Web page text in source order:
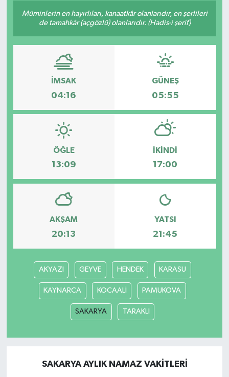
Müminlerin en hayırlıları, kanaatkâr olanlarıdır, en şerlileri
de tamahkâr (açgözlü) olanlarıdır. (Hadis-i şerif)
İMSAK
04:16
GÜNEŞ
05:55
ÖĞLE
13:09
İKINDI
17:00
AKŞAM
20:13
YATSI
21:45
AKYAZI GEYVE HENDEK KARASU
KAYNARCA KOCAALİ PAMUKOVA
SAKARYA TARAKLI
SAKARYA AYLIK NAMAZ VAKITLERI